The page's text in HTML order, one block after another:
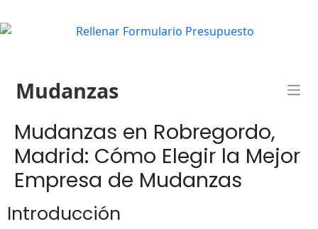
Mudanzas
Mudanzas en Robregordo,
Madrid: Cómo Elegir la Mejor
Empresa de Mudanzas
Introducción